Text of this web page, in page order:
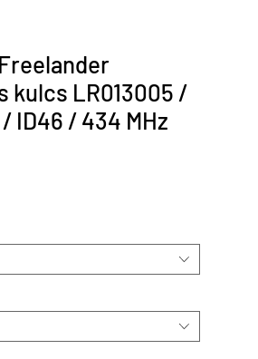
kulcs LR013005 /
ID46 / 434 MHz